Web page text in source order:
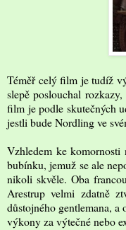
Téměř celý film je tudíž
slepě poslouchal
film je podle skutečných
jestli bude Nordling ve
Vzhledem ke
bubínku, jemuž se ale
nikoli skvěle. Oba
Arestrup velmi zdatně
důstojného gentlemana,
výkony za výtečné nebo